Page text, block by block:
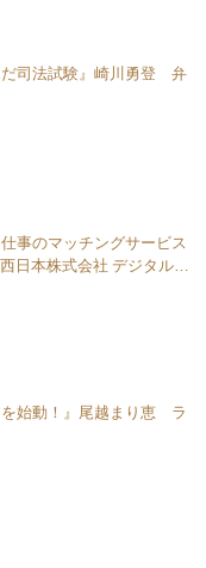
だ司法試験』崎川勇登 弁
事のマッチングサービス
日本株式会社 デジタル革
を始動！』尾越まり恵 ラ